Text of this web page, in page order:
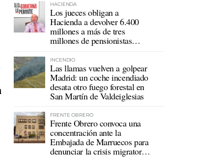
HACIENDA
Los jueces obligan a
Hacienda a devolver 6.400
millones a más de tres
millones de pensionistas
INCENDIO
Las llamas vuelven a golpear
Madrid: un coche incendiado
desata otro fuego forestal en
San Martín de Valdeiglesias
FRENTE OBRERO
Frente Obrero convoca una
concentración ante la
Embajada de Marruecos para
denunciar la crisis migratoria